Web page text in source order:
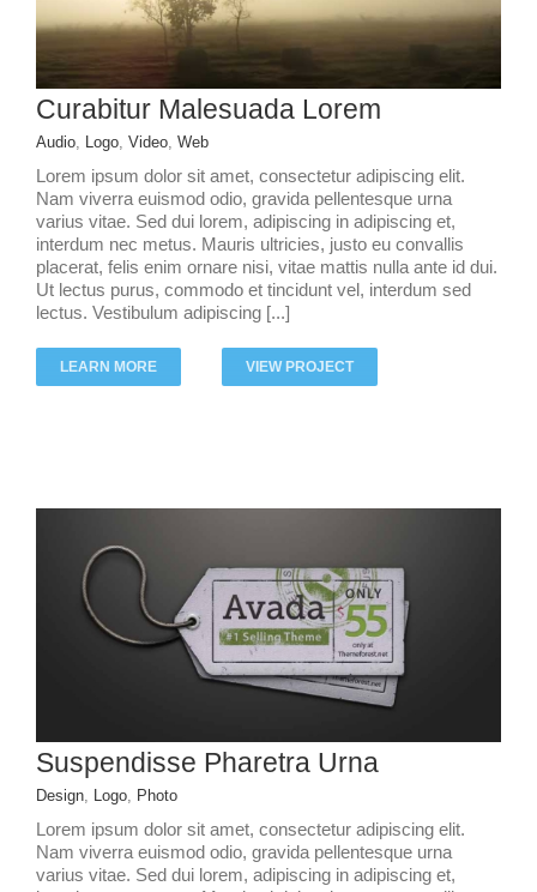
Curabitur Malesuada Lorem
Audio, Logo, Video, Web
Lorem ipsum dolor sit amet, consectetur adipiscing elit.
Nam viverra euismod odio, gravida pellentesque urna
varius vitae. Sed dui lorem, adipiscing in adipiscing et,
interdum nec metus. Mauris ultricies, justo eu convallis
placerat, felis enim ornare nisi, vitae mattis nulla ante id dui.
Ut lectus purus, commodo et tincidunt vel, interdum sed
lectus. Vestibulum adipiscing [...]
LEARN MORE VIEW PROJECT
Suspendisse Pharetra Urna
Design, Logo, Photo
Lorem ipsum dolor sit amet, consectetur adipiscing elit.
Nam viverra euismod odio, gravida pellentesque urna
varius vitae. Sed dui lorem, adipiscing in adipiscing et,